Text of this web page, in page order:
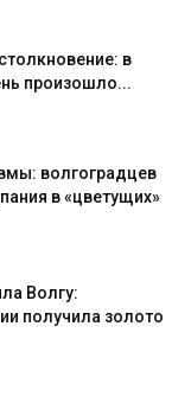
в
произошло...
волгоградцев
в «цветущих»
Волгу:
получила золото